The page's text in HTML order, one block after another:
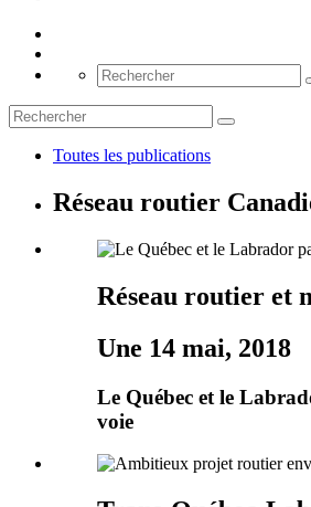
Toutes les publications
Réseau routier
Réseau routier et
Une 14 mai, 2018
Le Québec et le
voie